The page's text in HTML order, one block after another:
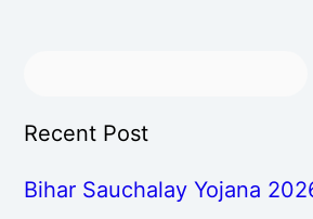
Recent Post
Bihar Sauchalay Yojana